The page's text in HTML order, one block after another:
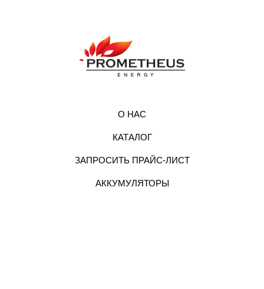
О НАС
КАТАЛОГ
ЗАПРОСИТЬ ПРАЙС-ЛИСТ
АККУМУЛЯТОРЫ